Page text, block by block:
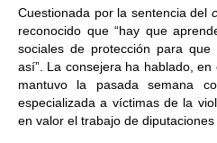
Cuestionada por la sentencia del
reconocido que “hay que
sociales de protección para
así”. La consejera ha hablado,
mantuvo la pasada semana
especializada a víctimas de la
en valor el trabajo de diputaciones